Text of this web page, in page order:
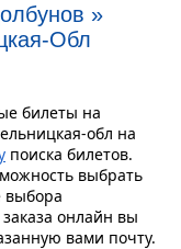
»
Обл
билеты на
обл на
поиска билетов.
выбрать
выбора
онлайн вы
вами почту.